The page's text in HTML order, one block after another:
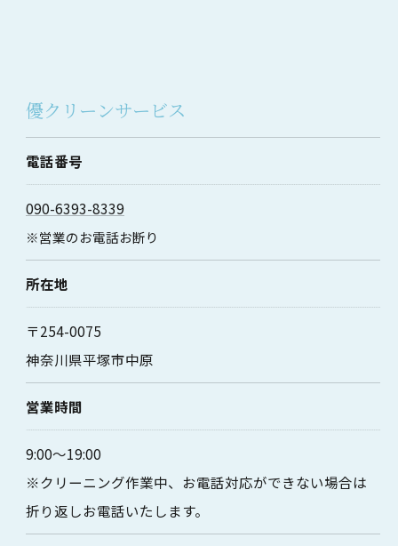
優クリーンサービス
電話番号
090-6393-8339
※営業のお電話お断り
所在地
〒254-0075
神奈川県平塚市中原
営業時間
9:00～19:00
※クリーニング作業中、お電話対応ができない場合は
折り返しお電話いたします。